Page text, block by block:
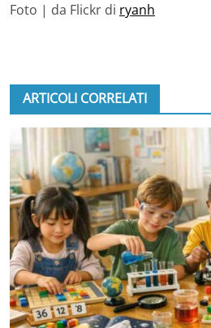
Foto | da Flickr di ryanh
ARTICOLI CORRELATI